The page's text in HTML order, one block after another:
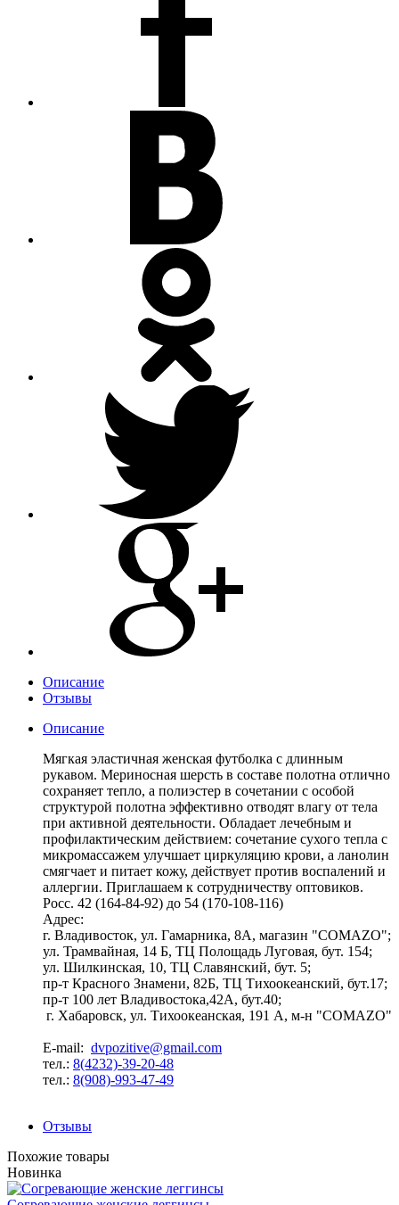
Описание
Отзывы
Описание
Мягкая эластичная женская футболка с длинным
рукавом. Мериносная шерсть в составе полотна отлично
сохраняет тепло, а полиэстер в сочетании с особой
структурой полотна эффективно отводят влагу от тела
при активной деятельности. Обладает лечебным и
профилактическим действием: сочетание сухого тепла с
микромассажем улучшает циркуляцию крови, а ланолин
смягчает и питает кожу, действует против воспалений и
аллергии. Приглашаем к сотрудничеству оптовиков.
Росс. 42 (164-84-92) до 54 (170-108-116)
Адрес:
г. Владивосток, ул. Гамарника, 8А, магазин "COMAZO";
ул. Трамвайная, 14 Б, ТЦ Полощадь Луговая, бут. 154;
ул. Шилкинская, 10, ТЦ Славянский, бут. 5;
пр-т Красного Знамени, 82Б, ТЦ Тихоокеанский, бут.17;
пр-т 100 лет Владивостока,42А, бут.40;
г. Хабаровск, ул. Тихоокеанская, 191 А, м-н "COMAZO"
E-mail: dvpozitive@gmail.com
тел.: 8(4232)-39-20-48
тел.: 8(908)-993-47-49
Отзывы
Похожие товары
Новинка